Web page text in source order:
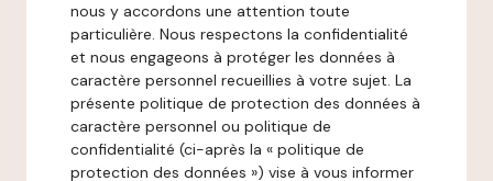
nous y accordons une attention toute
particulière. Nous respectons la confidentialité
et nous engageons à protéger les données à
caractère personnel recueillies à votre sujet. La
présente politique de protection des données à
caractère personnel ou politique de
confidentialité (ci-après la « politique de
protection des données ») vise à vous informer